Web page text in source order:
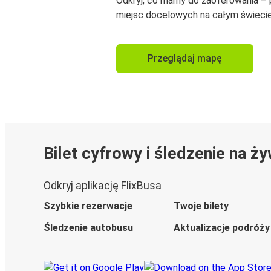
miejsc docelowych na całym
Przeglądaj mapę
Bilet cyfrowy i śledzenie na
Odkryj aplikację FlixBusa
Szybkie rezerwacje
Twoje bilety
Śledzenie autobusu
Aktualizacje podróży